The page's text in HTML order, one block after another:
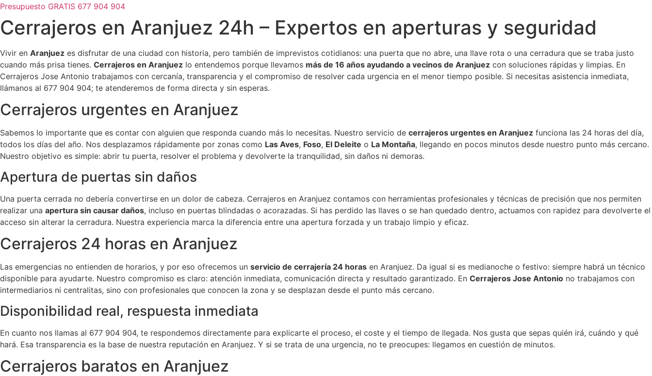
Presupuesto GRATIS 677 904 904
Cerrajeros en Aranjuez 24h – Expertos en aperturas y seguridad
Vivir en Aranjuez es disfrutar de una ciudad con historia, pero también de imprevistos cotidianos: una puerta que no abre, una llave rota o una cerradura que se traba justo
cuando más prisa tienes. Cerrajeros en Aranjuez lo entendemos porque llevamos más de 16 años ayudando a vecinos de Aranjuez con soluciones rápidas y limpias. En
Cerrajeros Jose Antonio trabajamos con cercanía, transparencia y el compromiso de resolver cada urgencia en el menor tiempo posible. Si necesitas asistencia inmediata,
llámanos al 677 904 904; te atenderemos de forma directa y sin esperas.
Cerrajeros urgentes en Aranjuez
Sabemos lo importante que es contar con alguien que responda cuando más lo necesitas. Nuestro servicio de cerrajeros urgentes en Aranjuez funciona las 24 horas del día,
todos los días del año. Nos desplazamos rápidamente por zonas como Las Aves, Foso, El Deleite o La Montaña, llegando en pocos minutos desde nuestro punto más cercano.
Nuestro objetivo es simple: abrir tu puerta, resolver el problema y devolverte la tranquilidad, sin daños ni demoras.
Apertura de puertas sin daños
Una puerta cerrada no debería convertirse en un dolor de cabeza. Cerrajeros en Aranjuez contamos con herramientas profesionales y técnicas de precisión que nos permiten
realizar una apertura sin causar daños, incluso en puertas blindadas o acorazadas. Si has perdido las llaves o se han quedado dentro, actuamos con rapidez para devolverte el
acceso sin alterar la cerradura. Nuestra experiencia marca la diferencia entre una apertura forzada y un trabajo limpio y eficaz.
Cerrajeros 24 horas en Aranjuez
Las emergencias no entienden de horarios, y por eso ofrecemos un servicio de cerrajería 24 horas en Aranjuez. Da igual si es medianoche o festivo: siempre habrá un técnico
disponible para ayudarte. Nuestro compromiso es claro: atención inmediata, comunicación directa y resultado garantizado. En Cerrajeros Jose Antonio no trabajamos con
intermediarios ni centralitas, sino con profesionales que conocen la zona y se desplazan desde el punto más cercano.
Disponibilidad real, respuesta inmediata
En cuanto nos llamas al 677 904 904, te respondemos directamente para explicarte el proceso, el coste y el tiempo de llegada. Nos gusta que sepas quién irá, cuándo y qué
hará. Esa transparencia es la base de nuestra reputación en Aranjuez. Y si se trata de una urgencia, no te preocupes: llegamos en cuestión de minutos.
Cerrajeros baratos en Aranjuez